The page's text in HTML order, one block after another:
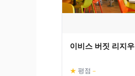
이비스 버짓 리지우
★ 평점 –